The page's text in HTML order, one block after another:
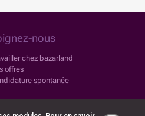
nous
chez bazarland
offres
spontanée